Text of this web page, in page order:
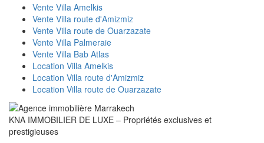
Vente Villa Amelkis
Vente Villa route d'Amizmiz
Vente Villa route de Ouarzazate
Vente Villa Palmeraie
Vente Villa Bab Atlas
Location Villa Amelkis
Location Villa route d'Amizmiz
Location Villa route de Ouarzazate
KNA IMMOBILIER DE LUXE – Propriétés exclusives et
prestigieuses